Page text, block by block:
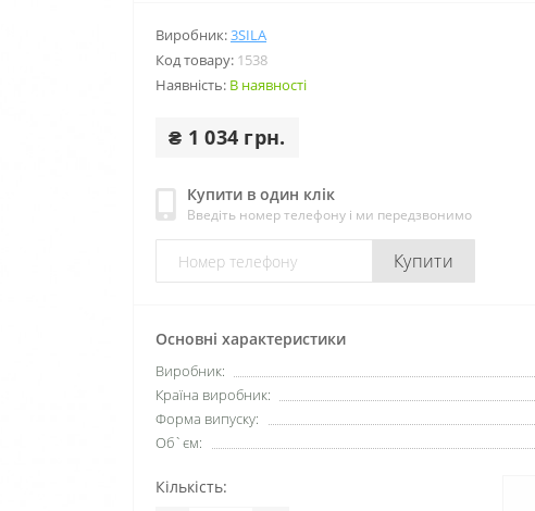
Виробник:3SILA
Код товару: 1538
Наявність: В наявності
₴ 1 034 грн.
Купити в один клік
Введіть номер телефону і ми передзвонимо
Купити
Основні характеристики
Виробник:
Країна виробник:
Форма випуску:
Об`єм:
Кількість: